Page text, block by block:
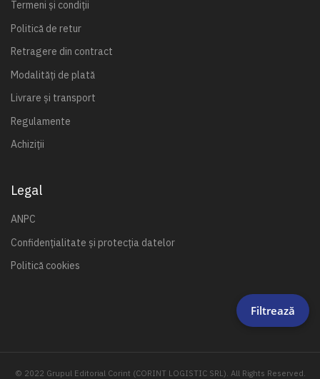
Termeni și condiții
Politică de retur
Retragere din contract
Modalități de plată
Livrare și transport
Regulamente
Achiziții
Legal
ANPC
Confidențialitate și protecția datelor
Politică cookies
© 2022 Grupul Editorial Corint (CORINT LOGISTIC SRL). All Rights Reserved.
Filtrează